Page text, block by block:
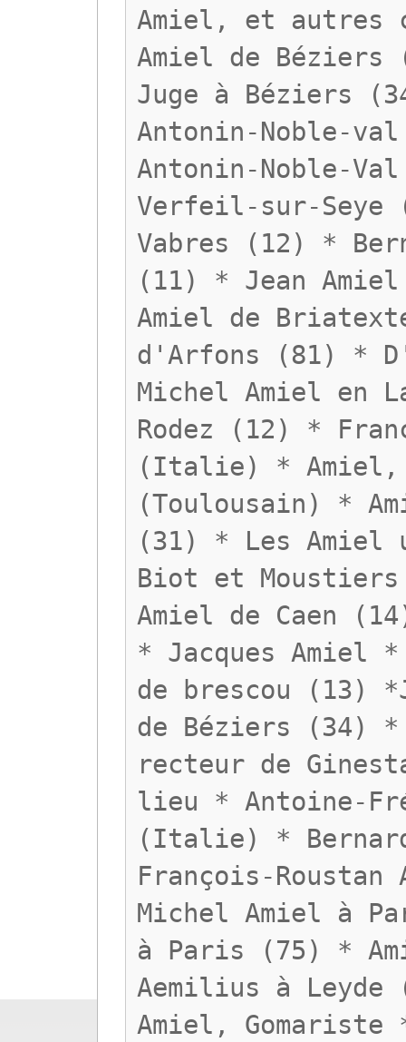
Amiel, et autres
Amiel de Béziers
Juge à Béziers
Antonin-Noble-
Antonin-Noble-
Verfeil-sur-Seye
Vabres (12) *
(11) * Jean
Amiel de
d'Arfons (81) *
Michel Amiel en
Rodez (12) *
(Italie) * Amiel,
(Toulousain) *
(31) * Les Amiel
Biot et
Amiel de Caen
* Jacques Amiel
de brescou (13)
de Béziers (34)
recteur de
lieu * Antoine-
(Italie) *
François-
Michel Amiel à
à Paris (75) *
Aemilius à Leyde
Amiel, Gomariste